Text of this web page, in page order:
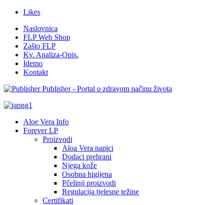
Likes
Naslovnica
FLP Web Shop
Zašto FLP
Kv. Analiza-Opis.
Idemo
Kontakt
Publisher - Portal o zdravom načinu života
Aloe Vera Info
Forever LP
Proizvodi
Aloa Vera napici
Dodaci prehrani
Njega kože
Osobna higijena
Pčelinji proizvodi
Regulacija tjelesne težine
Certifikati